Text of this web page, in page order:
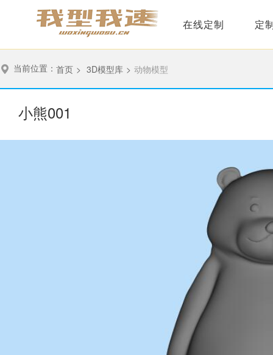
在线定制 定
当前位置： 首页 > 3D模型库 > 动物模型
小熊001